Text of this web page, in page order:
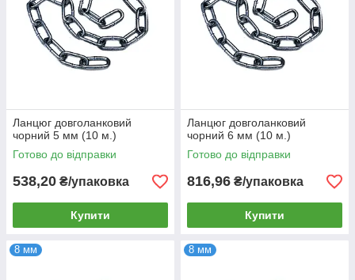
Ланцюг довголанковий
чорний 5 мм (10 м.)
Готово до відправки
538,20 ₴/упаковка
Купити
Ланцюг довголанковий
чорний 6 мм (10 м.)
Готово до відправки
816,96 ₴/упаковка
Купити
8 мм 8 мм